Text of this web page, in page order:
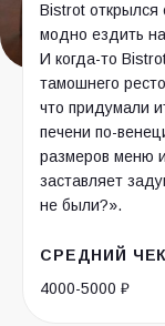
Bistrot открылся
модно ездить
И когда-то
тамошнего
что придумали
печени по-
размеров меню
заставляет
не были?».
СРЕДНИЙ ЧЕК
4000-5000 ₽